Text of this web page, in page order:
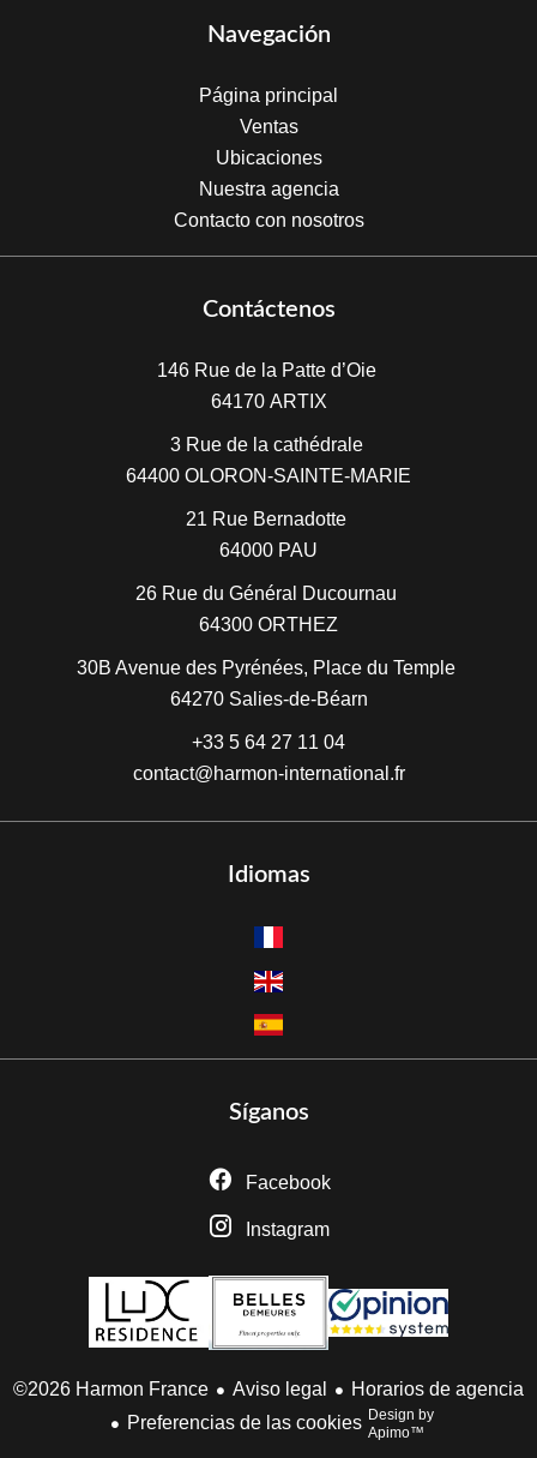
Navegación
Página principal
Ventas
Ubicaciones
Nuestra agencia
Contacto con nosotros
Contáctenos
146 Rue de la Patte d’Oie
64170 ARTIX
3 Rue de la cathédrale
64400 OLORON-SAINTE-MARIE
21 Rue Bernadotte
64000 PAU
26 Rue du Général Ducournau
64300 ORTHEZ
30B Avenue des Pyrénées, Place du Temple
64270 Salies-de-Béarn
+33 5 64 27 11 04
contact@harmon-international.fr
Idiomas
Síganos
Facebook
Instagram
©2026 Harmon France Aviso legal
Horarios de agencia
Preferencias de las cookies Design by
Apimo™